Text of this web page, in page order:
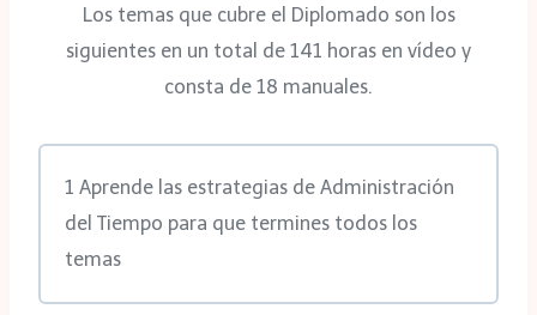
Los temas que cubre el Diplomado son los
siguientes en un total de 141 horas en vídeo y
consta de 18 manuales.
1 Aprende las estrategias de Administración
del Tiempo para que termines todos los
temas